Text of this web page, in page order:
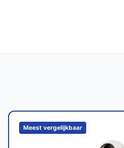
modellen?
een 360° rotatie, wat het een
bieden.Meest vergelijkbaar